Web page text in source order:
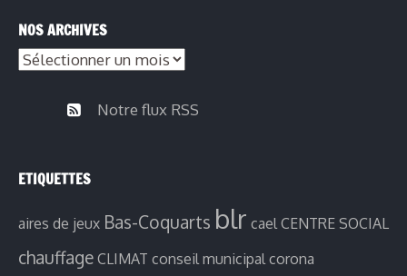
par
thèmes
NOS ARCHIVES
Nos
Notre flux RSS
ETIQUETTES
aires de jeux Bas-Coquarts blr cael CENTRE SOCIAL
chauffage CLIMAT conseil municipal corona